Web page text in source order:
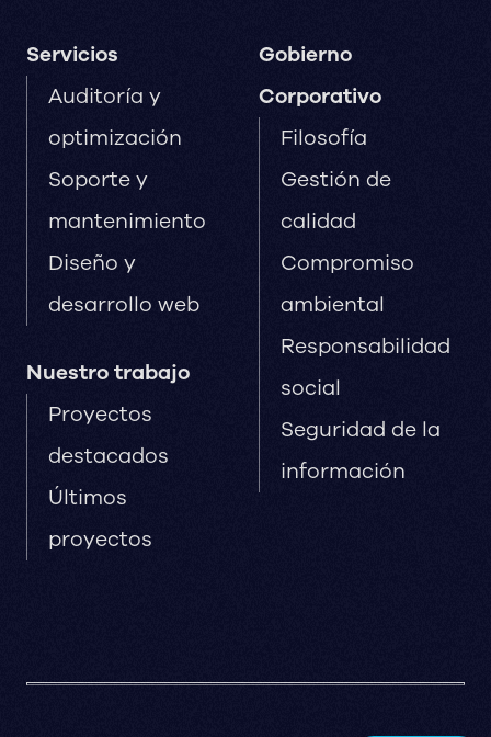
Servicios
Auditoría y
optimización
Soporte y
mantenimiento
Diseño y
desarrollo web
Nuestro trabajo
Proyectos
destacados
Últimos
proyectos
Gobierno
Corporativo
Filosofía
Gestión de
calidad
Compromiso
ambiental
Responsabilidad
social
Seguridad de la
información